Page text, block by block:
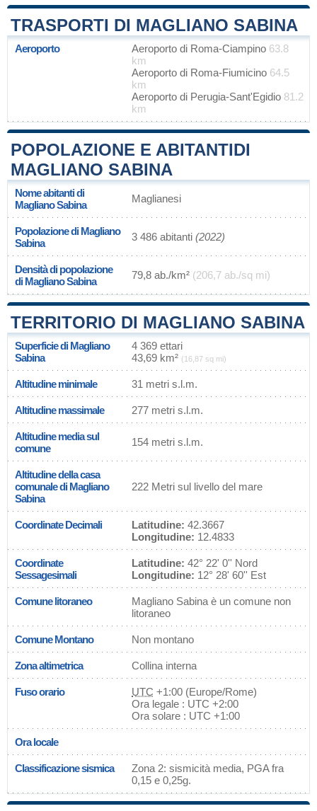
TRASPORTI DI MAGLIANO SABINA
Aeroporto Aeroporto di Roma-Ciampino 63.8
km
Aeroporto di Roma-Fiumicino 64.5
km
Aeroporto di Perugia-Sant'Egidio 81.2
km
POPOLAZIONE E ABITANTIDI
MAGLIANO SABINA
Nome abitanti di
Magliano Sabina
Maglianesi
Popolazione di Magliano
Sabina
3 486 abitanti (2022)
Densità di popolazione
di Magliano Sabina
79,8 ab./km² (206,7 ab./sq mi)
TERRITORIO DI MAGLIANO SABINA
Superficie di Magliano
Sabina
4 369 ettari
43,69 km² (16,87 sq mi)
Altitudine minimale 31 metri s.l.m.
Altitudine massimale 277 metri s.l.m.
Altitudine media sul
comune
154 metri s.l.m.
Altitudine della casa
comunale di Magliano
Sabina
222 Metri sul livello del mare
Coordinate Decimali Latitudine: 42.3667
Longitudine: 12.4833
Coordinate
Sessagesimali
Latitudine: 42° 22' 0'' Nord
Longitudine: 12° 28' 60'' Est
Comune litoraneo
Magliano Sabina è un comune non
litoraneo
Comune Montano Non montano
Zona altimetrica Collina interna
Fuso orario UTC +1:00 (Europe/Rome)
Ora legale : UTC +2:00
Ora solare : UTC +1:00
Ora locale
Classificazione sismica
Zona 2: sismicità media, PGA fra
0,15 e 0,25g.